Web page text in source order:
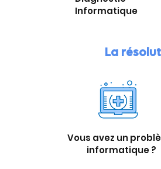
Informatique
La
Vous avez un
informatique ?